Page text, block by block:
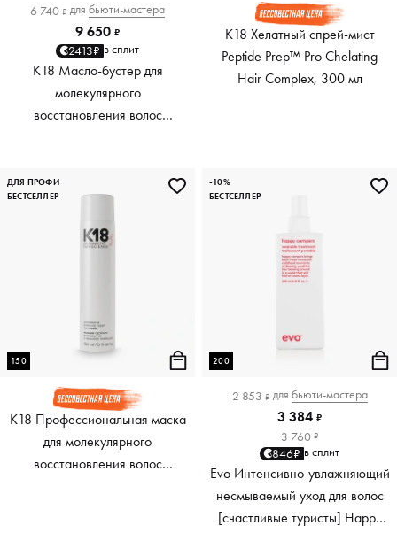
6 740 ₽ для бьюти-мастера
9 650 ₽
2413₽ в сплит
K18 Масло-бустер для
молекулярного
восстановления волос
K18 Хелатный спрей-мист
Peptide Prep™ Pro Chelating
Hair Complex, 300 мл
150
K18 Профессиональная маска
для молекулярного
восстановления волос
ДЛЯ ПРОФИ
БЕСТСЕЛЛЕР
200
2 853 ₽ для бьюти-мастера
3 384 ₽
3 760 ₽
846₽ в сплит
Evo Интенсивно-увлажняющий
несмываемый уход для волос
[счастливые туристы] Happy
-10%
БЕСТСЕЛЛЕР